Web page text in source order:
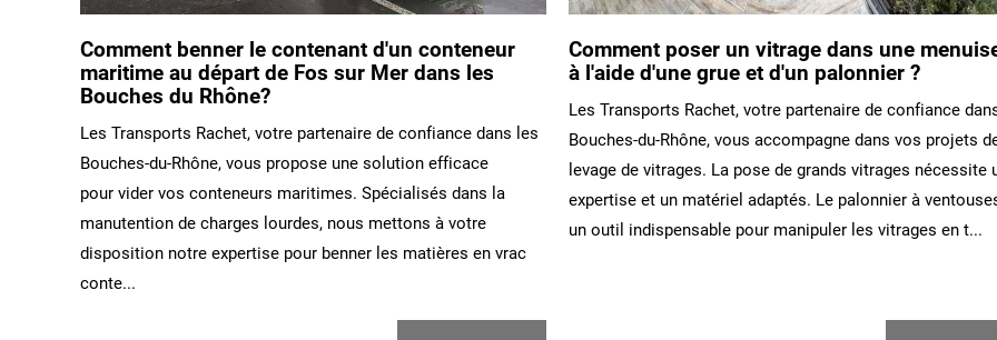
Comment benner le contenant d'un conteneur
maritime au départ de Fos sur Mer dans les
Bouches du Rhône?
Les Transports Rachet, votre partenaire de confiance dans les
Bouches-du-Rhône, vous propose une solution efficace
pour vider vos conteneurs maritimes. Spécialisés dans la
manutention de charges lourdes, nous mettons à votre
disposition notre expertise pour benner les matières en vrac
conte...
Comment poser un vitrage dans une
à l'aide d'une grue et d'un palonnier ?
Les Transports Rachet, votre partenaire de confiance
Bouches-du-Rhône, vous accompagne dans vos projets
levage de vitrages. La pose de grands vitrages nécessite
expertise et un matériel adaptés. Le palonnier à
un outil indispensable pour manipuler les vitrages en t...